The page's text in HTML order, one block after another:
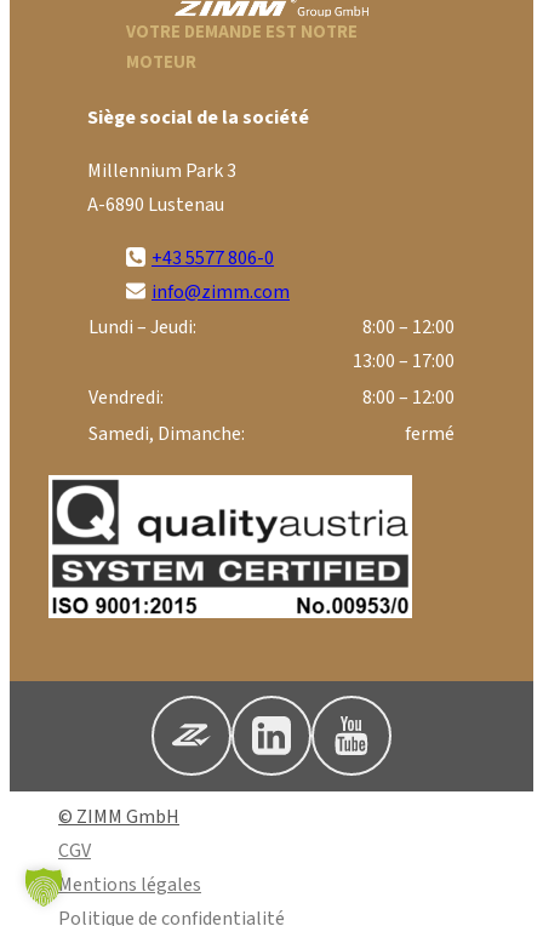
VOTRE DEMANDE EST NOTRE
MOTEUR
Siège social de la société
Millennium Park 3
A-6890 Lustenau
+43 5577 806-0
info@zimm.com
Lundi – Jeudi:
8:00 – 12:00
13:00 – 17:00
Vendredi:
8:00 – 12:00
Samedi, Dimanche:
fermé
© ZIMM GmbH
CGV
Mentions légales
Politique de confidentialité